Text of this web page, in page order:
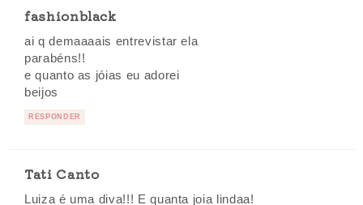
fashionblack
ai q demaaaais entrevistar ela
parabéns!!
e quanto as jóias eu adorei
beijos
RESPONDER
Tati Canto
Luiza é uma diva!!! E quanta joia lindaa!